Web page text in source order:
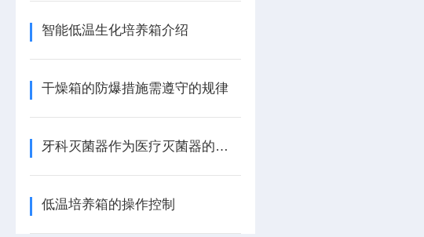
智能低温生化培养箱介绍
干燥箱的防爆措施需遵守的规律
牙科灭菌器作为医疗灭菌器的一种，工作原是什么呢？
低温培养箱的操作控制